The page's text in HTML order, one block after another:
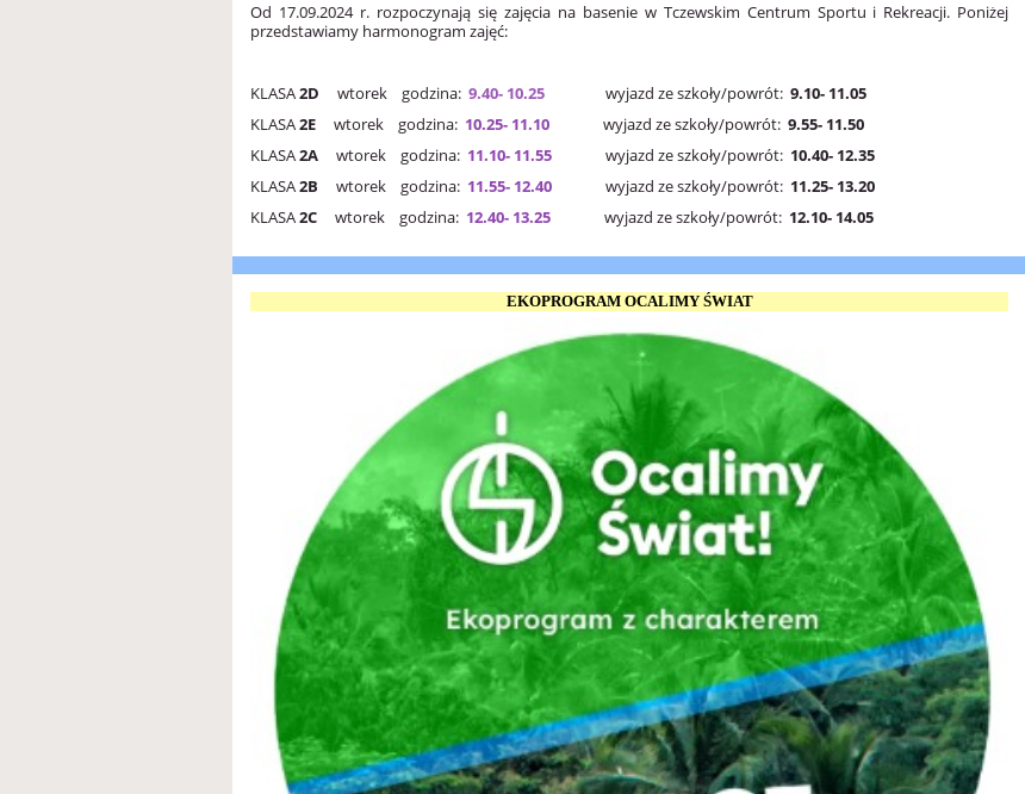
Od 17.09.2024 r. rozpoczynają się zajęcia na basenie w Tczewskim Centrum Sportu i Rekreacji. Poniżej
przedstawiamy harmonogram zajęć:
KLASA2D wtorek godzina:9.40- 10.25 wyjazd ze szkoły/powrót:9.10- 11.05
KLASA2E wtorek godzina: 10.25- 11.10 wyjazd ze szkoły/powrót:9.55- 11.50
KLASA2A wtorek godzina: 11.10- 11.55 wyjazd ze szkoły/powrót: 10.40- 12.35
KLASA2B wtorek godzina: 11.55- 12.40wyjazd ze szkoły/powrót: 11.25- 13.20
KLASA2C wtorek godzina: 12.40- 13.25 wyjazd ze szkoły/powrót: 12.10- 14.05
EKOPROGRAM OCALIMY ŚWIAT